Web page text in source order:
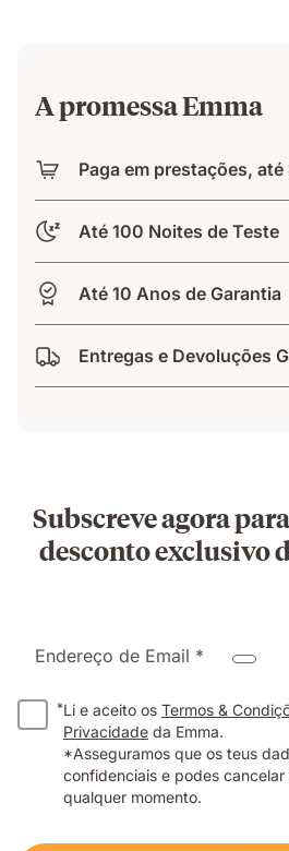
A promessa Emma
Paga em prestações,
Até 100 Noites de Teste
Até 10 Anos de Garantia
Entregas e Devoluções
Subscreve agora
desconto exclusivo
Endereço de Email *
*Li e aceito os Termos &
Privacidade da Emma.
*Asseguramos que os teus
confidenciais e podes
qualquer momento.